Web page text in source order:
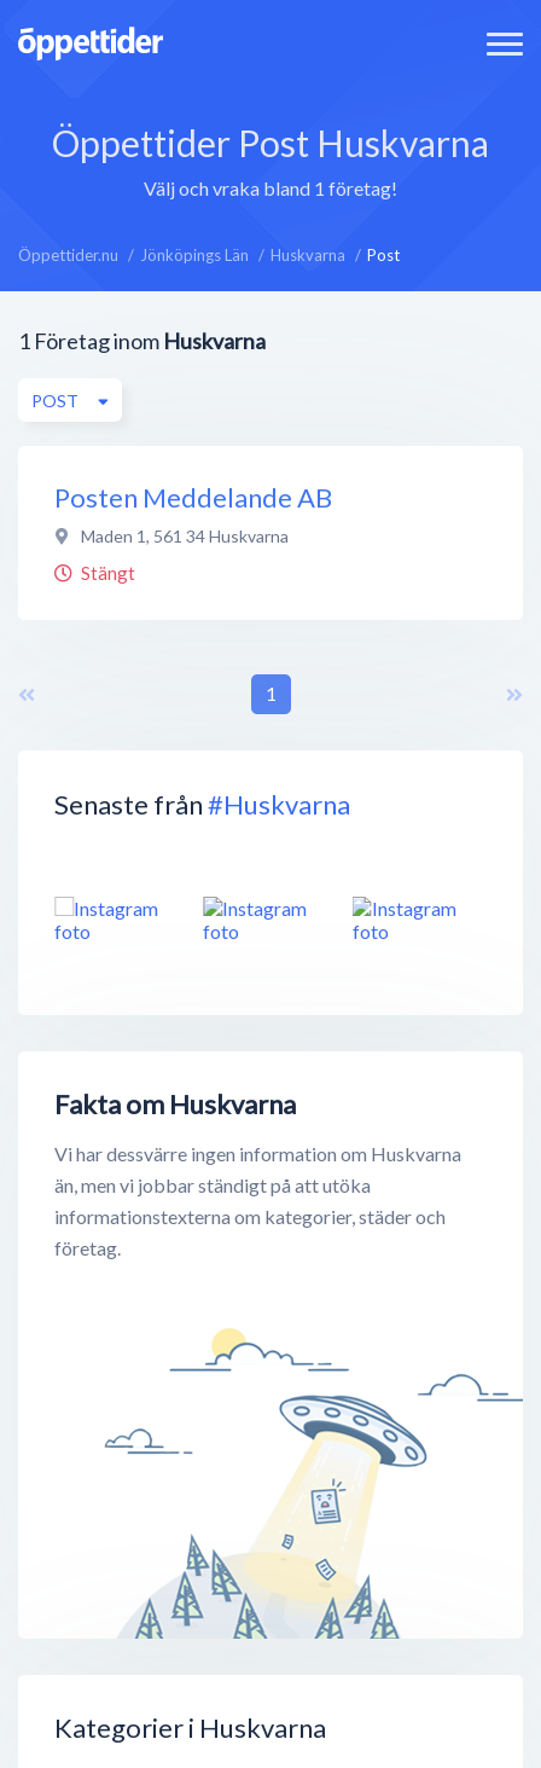
Öppettider Post Huskvarna
Välj och vraka bland 1 företag!
Öppettider.nu Jönköpings Län Huskvarna Post
Senaste från#Huskvarna
Fakta om Huskvarna
Vi har dessvärre ingen information om Huskvarna
än, men vi jobbar ständigt på att utöka
informationstexterna om kategorier, städer och
företag.
Kategorier i Huskvarna
1 Företag inom Huskvarna
POST
Posten Meddelande AB
Maden 1, 561 34Huskvarna
Stängt
1